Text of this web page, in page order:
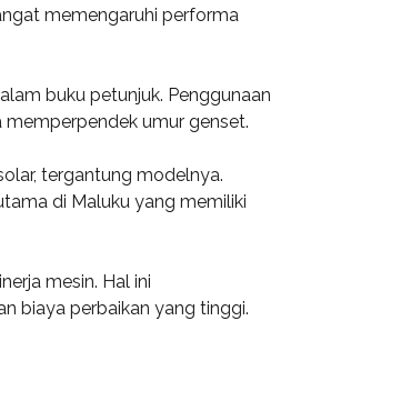
memengaruhi performa
buku petunjuk. Penggunaan
umur genset.
tergantung modelnya.
di Maluku yang memiliki
mesin. Hal ini
biaya perbaikan yang tinggi.